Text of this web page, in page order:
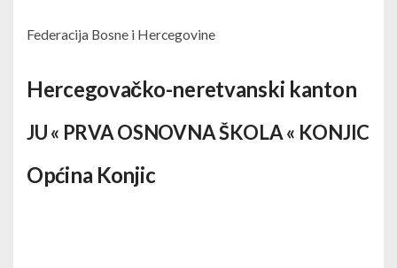
Federacija Bosne i Hercegovine
Hercegovačko-neretvanski kanton
JU « PRVA OSNOVNA ŠKOLA « KONJIC
Općina Konjic